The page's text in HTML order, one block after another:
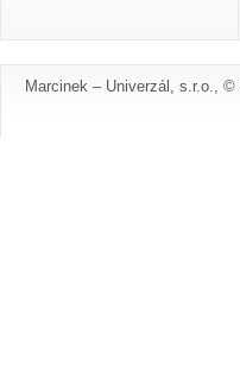
Marcinek – Univerzál, s.r.o.,